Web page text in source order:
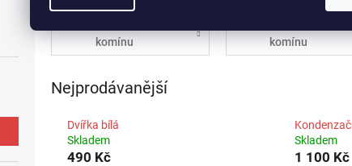
komínu
komínu
Nejprodávanější
Dvířka bílá
Skladem
490 Kč
Skladem
1 100 Kč